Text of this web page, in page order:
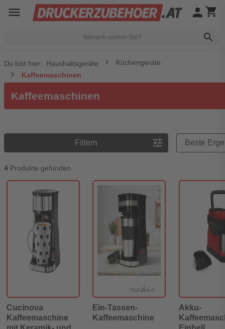
menu
search
person shopping_cart
Du bist hier: Haushaltsgeräte
Küchengeräte
Kaffeemaschinen
Kaffeemaschinen
Filtern tune
4 Produkte gefunden
Cucinova
Kaffeemaschine
Ein-Tassen-
Kaffeemaschine
Akku-